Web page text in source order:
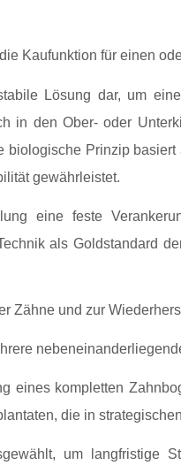
Kaufunktion für einen
Lösung dar, um
in den Ober- oder
Prinzip
gewährleistet.
eine feste
als Goldstandard
Zähne und zur
eines kompletten
die in
um langfristige